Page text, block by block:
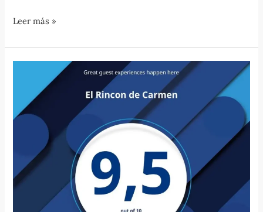
Leer más »
Awards
2016